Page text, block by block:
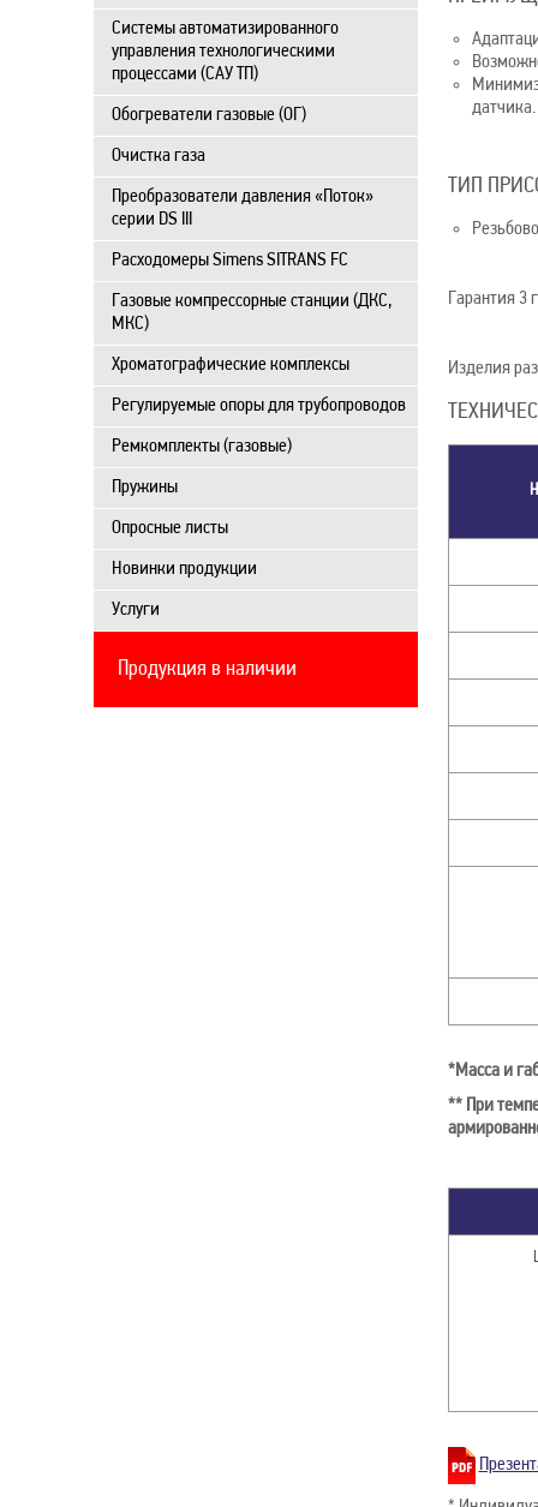
Системы автоматизированного
управления технологическими
процессами (САУ ТП)
Обогреватели газовые (ОГ)
Очистка газа
Преобразователи давления «Поток»
серии DS III
Расходомеры Simens SITRANS FC
Газовые компрессорные станции (ДКС,
МКС)
Хроматографические комплексы
Регулируемые опоры для трубопроводов
Ремкомплекты (газовые)
Пружины
Опросные листы
Новинки продукции
Услуги
Продукция в наличии
датчика.
ТИП
Гарантия 3
Изделия
*Масса и
** При